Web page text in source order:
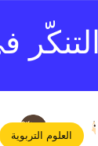
العلوم التربوية